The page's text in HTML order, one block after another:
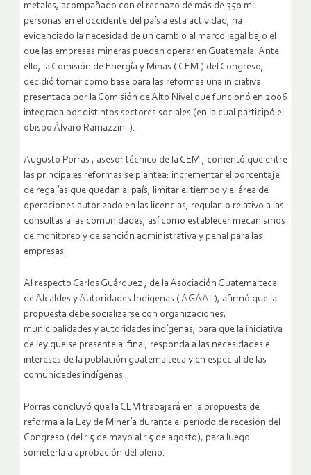
metales, acompañado con el rechazo de más de 350 mil
personas en el occidente del país a esta actividad, ha
evidenciado la necesidad de un cambio al marco legal bajo el
que las empresas mineras pueden operar en Guatemala. Ante
ello, la Comisión de Energía y Minas ( CEM ) del Congreso,
decidió tomar como base para las reformas una iniciativa
presentada por la Comisión de Alto Nivel que funcionó en 2006
integrada por distintos sectores sociales (en la cual participó el
obispo Álvaro Ramazzini ).
Augusto Porras , asesor técnico de la CEM , comentó que entre
las principales reformas se plantea: incrementar el porcentaje
de regalías que quedan al país; limitar el tiempo y el área de
operaciones autorizado en las licencias; regular lo relativo a las
consultas a las comunidades; así como establecer mecanismos
de monitoreo y de sanción administrativa y penal para las
empresas.
Al respecto Carlos Guárquez , de la Asociación Guatemalteca
de Alcaldes y Autoridades Indígenas ( AGAAI ), afirmó que la
propuesta debe socializarse con organizaciones,
municipalidades y autoridades indígenas, para que la iniciativa
de ley que se presente al final, responda a las necesidades e
intereses de la población guatemalteca y en especial de las
comunidades indígenas.
Porras concluyó que la CEM trabajará en la propuesta de
reforma a la Ley de Minería durante el período de recesión del
Congreso (del 15 de mayo al 15 de agosto), para luego
someterla a aprobación del pleno.